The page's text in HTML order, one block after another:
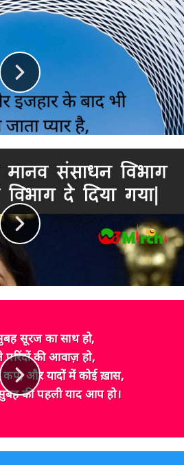
सूरज का साथ हो,
परिंदों की आवाज़ हो,
कप, और यादों में कोई ख़ास,
की पहली याद आप हो।